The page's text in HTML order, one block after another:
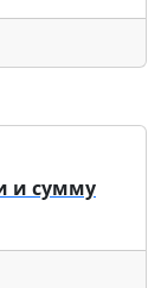
и сумму